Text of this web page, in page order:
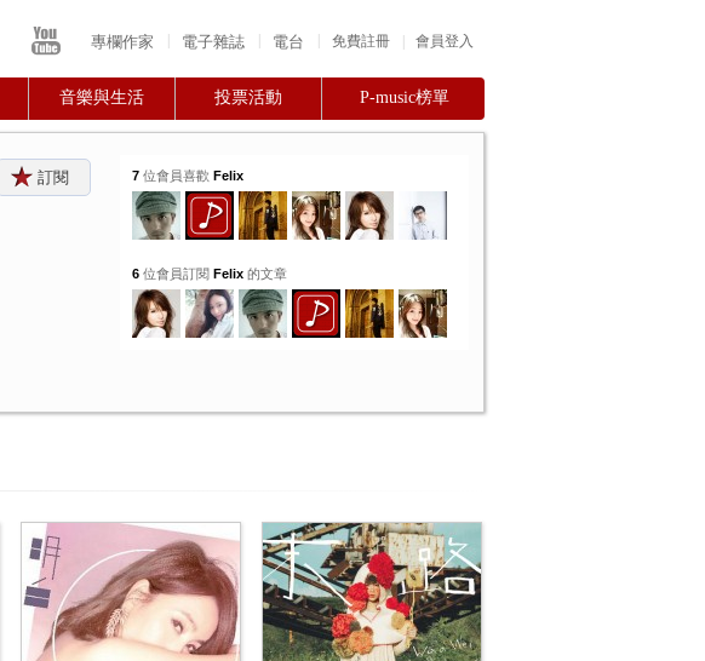
會員登入
免費註冊
專欄作家 電子雜誌 電台
音樂與生活 投票活動 P-music榜單
訂閱
7位會員喜歡 Felix
6位會員訂閱 Felix的文章